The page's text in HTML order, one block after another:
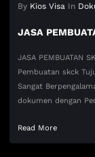
By Kios Visa In
JASA
JASA PEMBUATAN
Pembuatan skck
Sangat
dokumen dengan
Read More